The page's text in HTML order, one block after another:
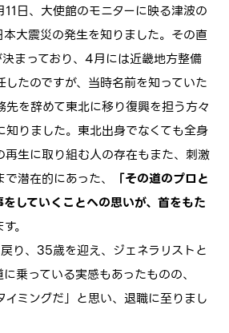
日、大使館のモニターに映る津波の
大震災の発生を知りました。その直
まっており、4月には近畿地方整備
たのですが、当時名前を知っていた
先を辞めて東北に移り復興を担う方々
知りました。東北出身でなくても全身
再生に取り組む人の存在もまた、刺激
潜在的にあった、
「その道のプロと
していくことへの思いが、首をもた
。
り、35歳を迎え、ジェネラリストと
乗っている実感もあったものの、
イミングだ」と思い、退職に至りまし